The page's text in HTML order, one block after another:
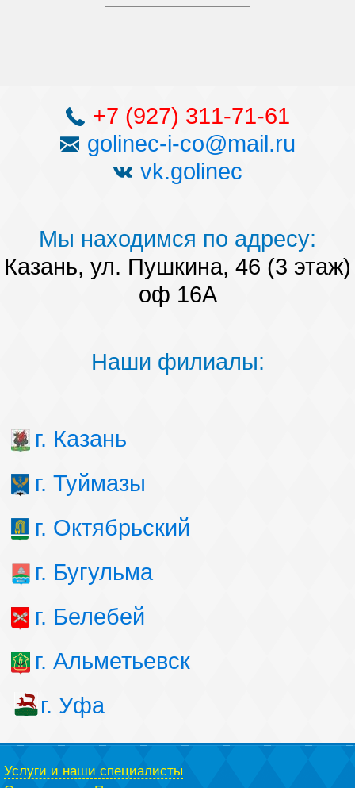
+7 (927) 311-71-61
golinec-i-co@mail.ru
vk.golinec
Мы находимся по адресу:
Казань, ул. Пушкина, 46 (3 этаж)
оф 16А
Наши филиалы:
г. Казань
г. Туймазы
г. Октябрьский
г. Бугульма
г. Белебей
г. Альметьевск
г. Уфа
Услуги и наши специалисты